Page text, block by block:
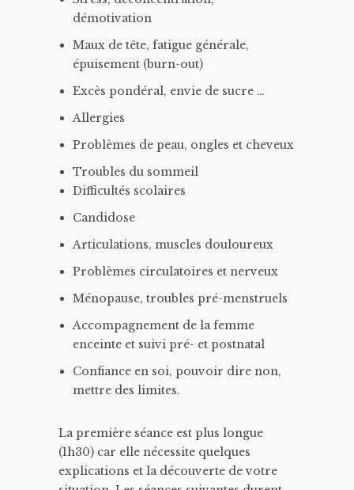
démotivation
Maux de tête, fatigue générale,
épuisement (burn-out)
Excès pondéral, envie de sucre …
Allergies
Problèmes de peau, ongles et cheveux
Troubles du sommeil
Difficultés scolaires
Candidose
Articulations, muscles douloureux
Problèmes circulatoires et nerveux
Ménopause, troubles pré-menstruels
Accompagnement de la femme
enceinte et suivi pré- et postnatal
Confiance en soi, pouvoir dire non,
mettre des limites.
La première séance est plus longue
(1h30) car elle nécessite quelques
explications et la découverte de votre